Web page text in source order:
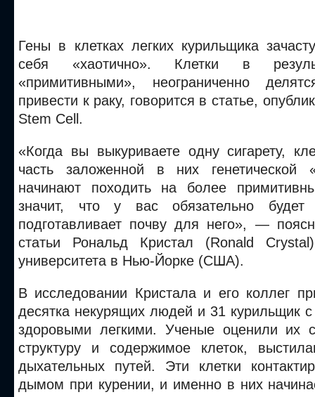
Гены в клетках легких курильщика
себя «хаотично». Клетки в
«примитивными», неограниченно
привести к раку, говорится в статье,
Stem Cell.
«Когда вы выкуриваете одну сигарету,
часть заложенной в них генетической
начинают походить на более
значит, что у вас обязательно
подготавливает почву для него», —
статьи Рональд Кристал (Ronald
университета в Нью-Йорке (США).
В исследовании Кристала и его коллег
десятка некурящих людей и 31 курильщик
здоровыми легкими. Ученые оценили их
структуру и содержимое клеток,
дыхательных путей. Эти клетки
дымом при курении, и именно в них